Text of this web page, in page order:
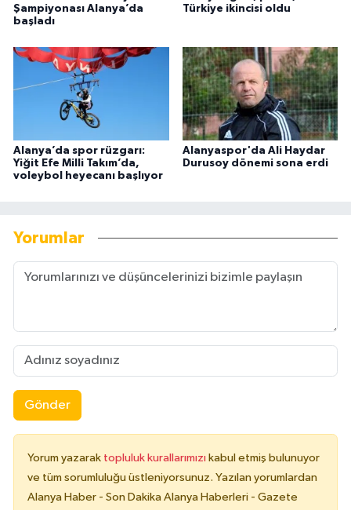
Şampiyonası Alanya’da
başladı
Türkiye ikincisi oldu
Alanya’da spor rüzgarı:
Yiğit Efe Milli Takım’da,
voleybol heyecanı başlıyor
Alanyaspor'da Ali Haydar
Durusoy dönemi sona erdi
Yorumlar
Gönder
Yorum yazarak topluluk kurallarımızı kabul etmiş bulunuyor
ve tüm sorumluluğu üstleniyorsunuz. Yazılan yorumlardan
Alanya Haber - Son Dakika Alanya Haberleri - Gazete